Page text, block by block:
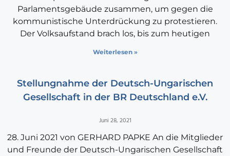
Parlamentsgebäude zusammen, um gegen die
kommunistische Unterdrückung zu protestieren.
Der Volksaufstand brach los, bis zum heutigen
Weiterlesen »
Stellungnahme der Deutsch-Ungarischen
Gesellschaft in der BR Deutschland e.V.
Juni 28, 2021
28. Juni 2021 von GERHARD PAPKE An die Mitglieder
und Freunde der Deutsch-Ungarischen Gesellschaft